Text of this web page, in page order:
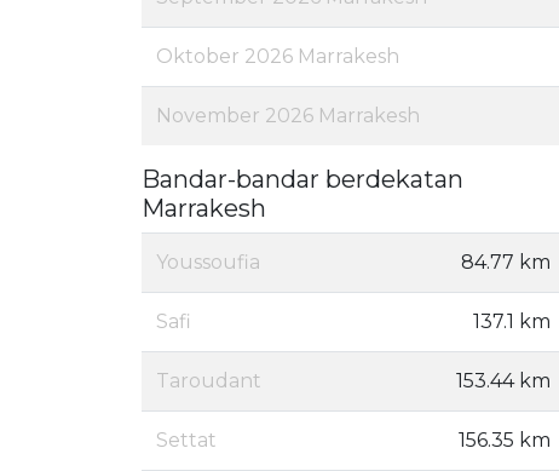
Oktober 2026 Marrakesh
November 2026 Marrakesh
Bandar-bandar berdekatan
Marrakesh
Youssoufia 84.77 km
Safi 137.1 km
Taroudant 153.44 km
Settat 156.35 km